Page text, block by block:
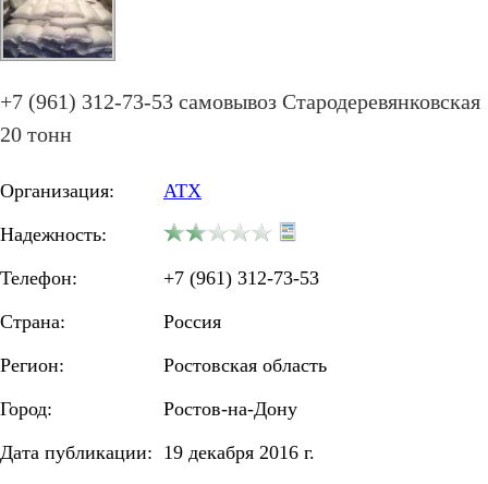
+7 (961) 312-73-53 самовывоз Стародеревянковская
20 тонн
Организация:
АТХ
Надежность:
Телефон:
+7 (961) 312-73-53
Страна:
Россия
Регион:
Ростовская область
Город:
Ростов-на-Дону
Дата публикации: 19 декабря 2016 г.